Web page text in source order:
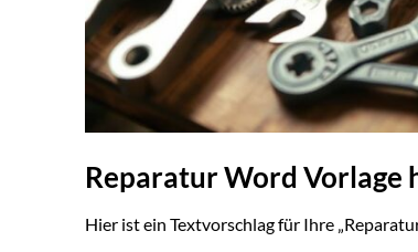
Reparatur Word Vorlage
Hier ist ein Textvorschlag für Ihre